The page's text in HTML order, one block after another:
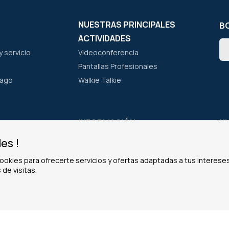
!
para ofrecerte servicios y ofertas adaptadas a tus
visitas.
servicio
NUESTRAS PRINCIPALES
ACTIVIDADES
Videoconferencia
Pantallas Profesionales
Walkie Talkie
INFORMACIÓN
Información Personal